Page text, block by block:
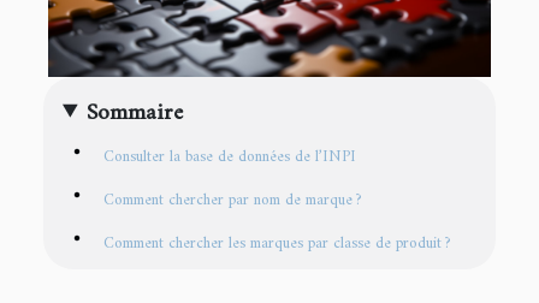
Sommaire
Consulter la base de données de l’INPI
Comment chercher par nom de marque ?
Comment chercher les marques par classe de produit ?